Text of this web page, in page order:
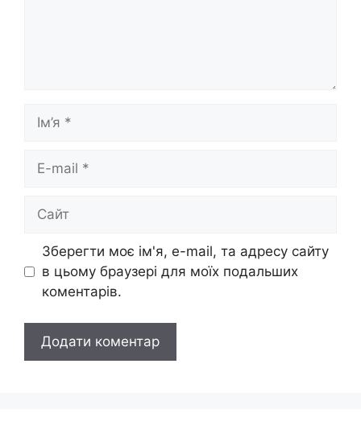
Ім’я
Сайт
Зберегти моє ім'я, e-mail, та адресу сайту
в цьому браузері для моїх подальших
коментарів.